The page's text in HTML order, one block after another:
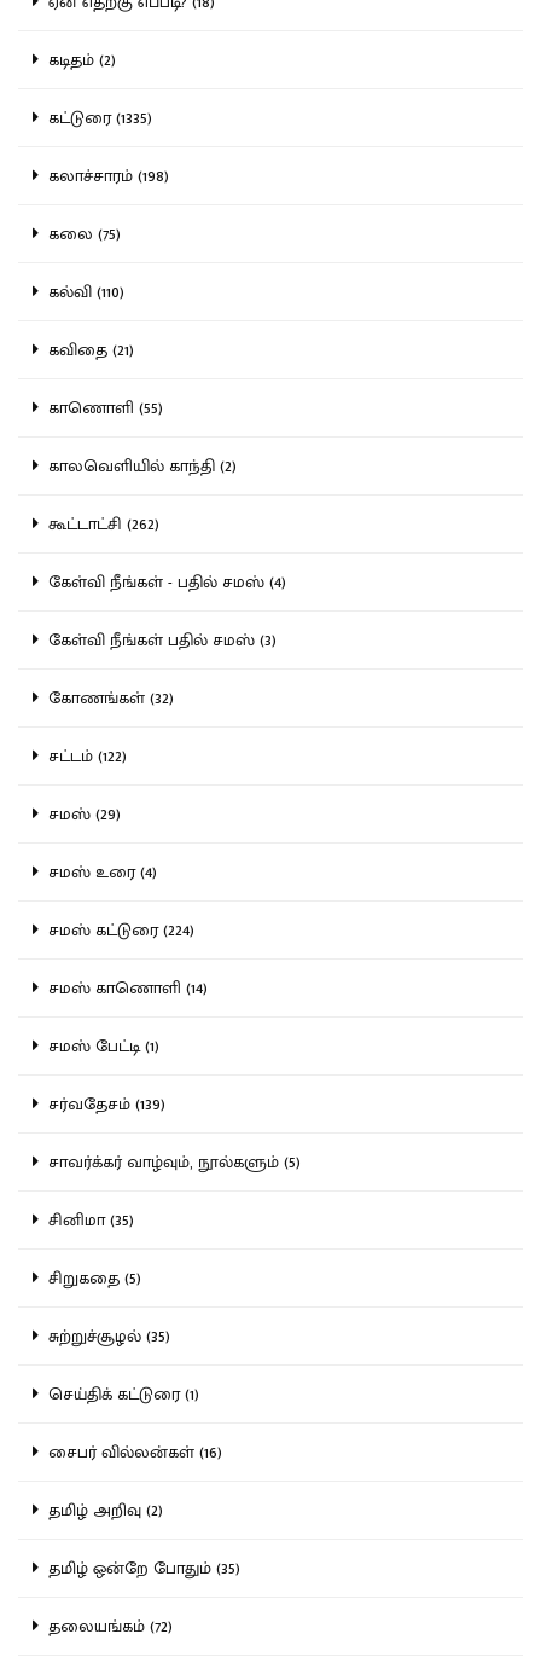
கடிதம் (2)
கட்டுரை (1335)
கலாச்சாரம் (198)
கலை (75)
கல்வி (110)
கவிதை (21)
காணொளி (55)
காலவெளியில் காந்தி (2)
கூட்டாட்சி (262)
கேள்வி நீங்கள் - பதில் சமஸ் (4)
கேள்வி நீங்கள் பதில் சமஸ் (3)
கோணங்கள் (32)
சட்டம் (122)
சமஸ் (29)
சமஸ் உரை (4)
சமஸ் கட்டுரை (224)
சமஸ் காணொளி (14)
சமஸ் பேட்டி (1)
சர்வதேசம் (139)
சாவர்க்கர் வாழ்வும், நூல்களும் (5)
சினிமா (35)
சிறுகதை (5)
சுற்றுச்சூழல் (35)
செய்திக் கட்டுரை (1)
சைபர் வில்லன்கள் (16)
தமிழ் அறிவு (2)
தமிழ் ஒன்றே போதும் (35)
தலையங்கம் (72)